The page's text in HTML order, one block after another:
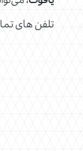
تلفن های تماس: 09121995406 –